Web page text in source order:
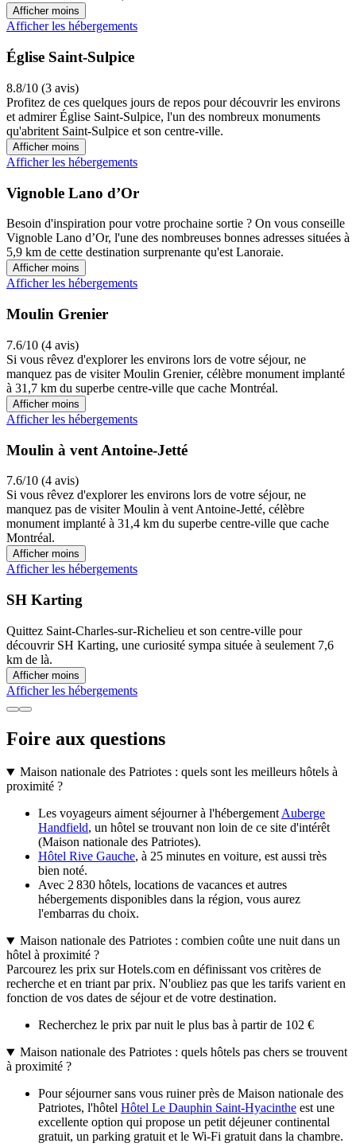
Afficher moins
Afficher les hébergements
Église Saint-Sulpice
8.8/10 (3 avis)
Profitez de ces quelques jours de repos pour découvrir les environs
et admirer Église Saint-Sulpice, l'un des nombreux monuments
qu'abritent Saint-Sulpice et son centre-ville.
Afficher moins
Afficher les hébergements
Vignoble Lano d’Or
Besoin d'inspiration pour votre prochaine sortie ? On vous conseille
Vignoble Lano d’Or, l'une des nombreuses bonnes adresses situées à
5,9 km de cette destination surprenante qu'est Lanoraie.
Afficher moins
Afficher les hébergements
Moulin Grenier
7.6/10 (4 avis)
Si vous rêvez d'explorer les environs lors de votre séjour, ne
manquez pas de visiter Moulin Grenier, célèbre monument implanté
à 31,7 km du superbe centre-ville que cache Montréal.
Afficher moins
Afficher les hébergements
Moulin à vent Antoine-Jetté
7.6/10 (4 avis)
Si vous rêvez d'explorer les environs lors de votre séjour, ne
manquez pas de visiter Moulin à vent Antoine-Jetté, célèbre
monument implanté à 31,4 km du superbe centre-ville que cache
Montréal.
Afficher moins
Afficher les hébergements
SH Karting
Quittez Saint-Charles-sur-Richelieu et son centre-ville pour
découvrir SH Karting, une curiosité sympa située à seulement 7,6
km de là.
Afficher moins
Afficher les hébergements
Foire aux questions
Maison nationale des Patriotes : quels sont les meilleurs hôtels à
proximité ?
Les voyageurs aiment séjourner à l'hébergementAuberge
Handfield, un hôtel se trouvant non loin de ce site d'intérêt
(Maison nationale des Patriotes).
Hôtel Rive Gauche, à 25 minutes en voiture, est aussi très
bien noté.
Avec 2 830 hôtels, locations de vacances et autres
hébergements disponibles dans la région, vous aurez
l'embarras du choix.
Maison nationale des Patriotes : combien coûte une nuit dans un
hôtel à proximité ?
Parcourez les prix sur Hotels.com en définissant vos critères de
recherche et en triant par prix. N'oubliez pas que les tarifs varient en
fonction de vos dates de séjour et de votre destination.
Recherchez le prix par nuit le plus bas à partir de 102 €
Maison nationale des Patriotes : quels hôtels pas chers se trouvent
à proximité ?
Pour séjourner sans vous ruiner près de Maison nationale des
Patriotes, l'hôtel Hôtel Le Dauphin Saint-Hyacinthe est une
excellente option qui propose un petit déjeuner continental
gratuit, un parking gratuit et le Wi-Fi gratuit dans la chambre.